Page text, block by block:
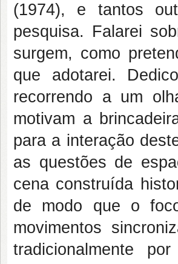
(1974), e tantos
pesquisa. Falarei
surgem, como
que adotarei.
recorrendo a um
motivam a
para a interação
as questões de
cena construída
de modo que o
movimentos
tradicionalmente